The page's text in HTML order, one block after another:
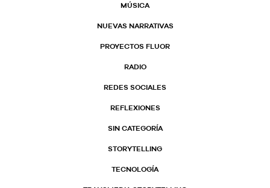
MÚSICA
NUEVAS NARRATIVAS
PROYECTOS FLUOR
RADIO
REDES SOCIALES
REFLEXIONES
SIN CATEGORÍA
STORYTELLING
TECNOLOGÍA